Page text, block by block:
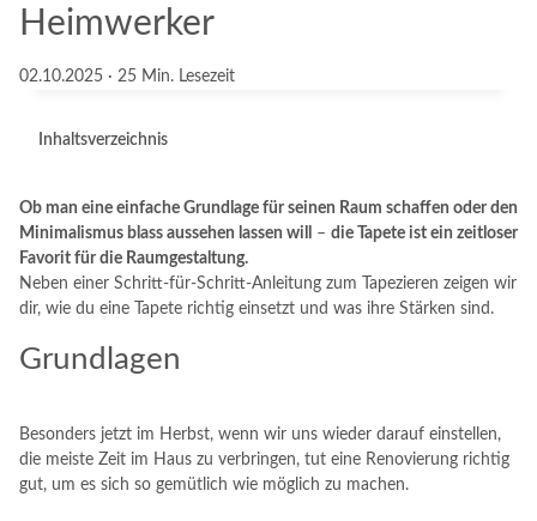
Heimwerker
02.10.2025 · 25 Min. Lesezeit
Inhaltsverzeichnis
Ob man eine einfache Grundlage für seinen Raum schaffen oder den
Minimalismus blass aussehen lassen will
– die Tapete ist ein zeitloser
Favorit für die Raumgestaltung.
Neben einer Schritt-für-Schritt-Anleitung zum Tapezieren zeigen wir
dir, wie du eine Tapete richtig einsetzt und was ihre Stärken sind.
Grundlagen
Besonders jetzt im Herbst, wenn wir uns wieder darauf einstellen,
die meiste Zeit im Haus zu verbringen, tut eine Renovierung richtig
gut, um es sich so gemütlich wie möglich zu machen.